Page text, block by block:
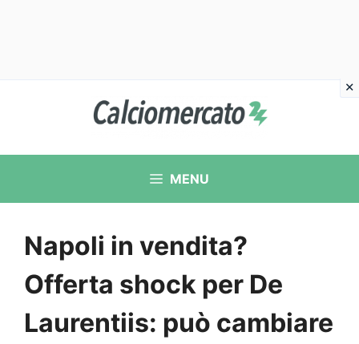
contenuto
MENU
Napoli in vendita?
Offerta shock per De
Laurentiis: può cambiare